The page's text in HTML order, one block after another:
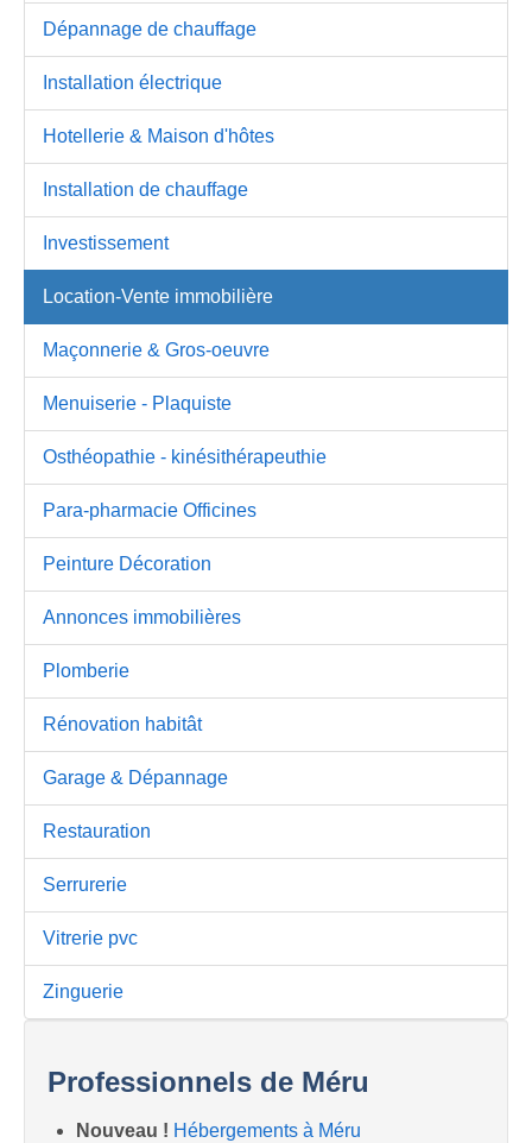
Dépannage de chauffage
Installation électrique
Hotellerie & Maison d'hôtes
Installation de chauffage
Investissement
Location-Vente immobilière
Maçonnerie & Gros-oeuvre
Menuiserie - Plaquiste
Osthéopathie - kinésithérapeuthie
Para-pharmacie Officines
Peinture Décoration
Annonces immobilières
Plomberie
Rénovation habitât
Garage & Dépannage
Restauration
Serrurerie
Vitrerie pvc
Zinguerie
Professionnels de Méru
Nouveau ! Hébergements à Méru